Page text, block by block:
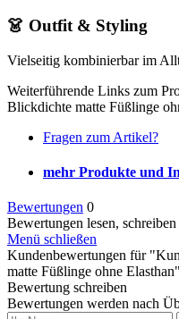
👗 Outfit & Styling
Vielseitig kombinierbar im
Weiterführende Links zum
Blickdichte matte Füßlinge
Fragen zum Artikel?
mehr Produkte und
Bewertungen 0
Bewertungen lesen,
Menü schließen
Kundenbewertungen für
matte Füßlinge ohne Elasthan"
Bewertung schreiben
Bewertungen werden nach